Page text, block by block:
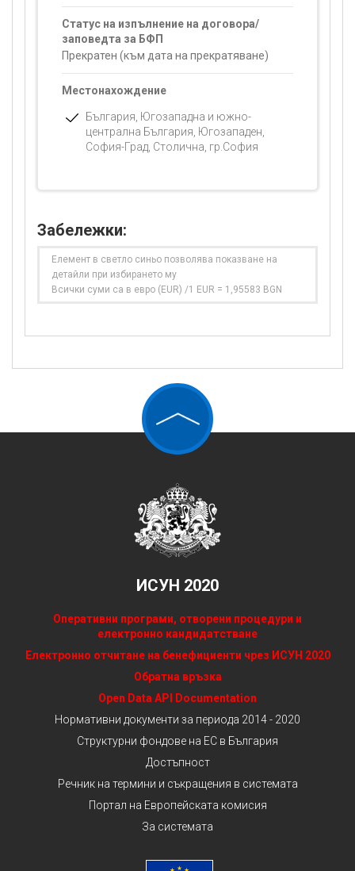
Статус на изпълнение на договора/
заповедта за БФП
Прекратен (към дата на прекратяване)
Местонахождение
България, Югозападна и южно-
централна България, Югозападен,
София-Град, Столична, гр.София
Забележки:
Елемент в светло синьо позволява показване на
детайли при избирането му
Всички суми са в евро (EUR) /1 EUR = 1,95583 BGN
ИСУН 2020
Оперативни програми, отворени процедури и
електронно кандидатстване
Електронно отчитане на бенефициенти чрез ИСУН 2020
Обратна връзка
Open Data API Documentation
Нормативни документи за периода 2014 - 2020
Структурни фондове на ЕС в България
Достъпност
Речник на термини и съкращения в системата
Портал на Европейската комисия
За системата